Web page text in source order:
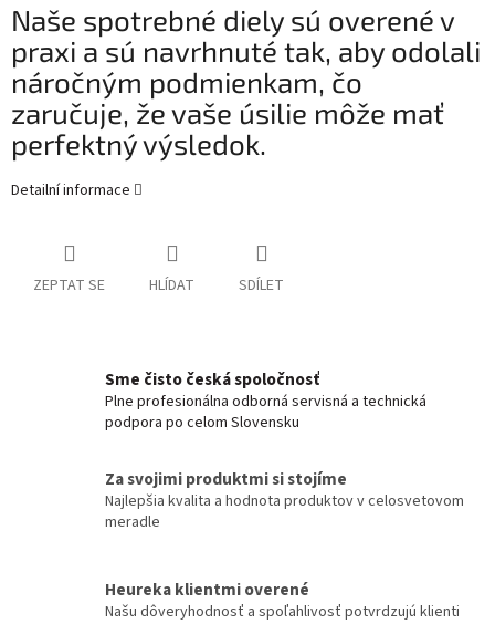
Naše spotrebné diely sú overené v
praxi a sú navrhnuté tak, aby odolali
náročným podmienkam, čo
zaručuje, že vaše úsilie môže mať
perfektný výsledok.
Detailní informace
ZEPTAT SE HLÍDAT SDÍLET
Sme čisto česká spoločnosť
Plne profesionálna odborná servisná a technická
podpora po celom Slovensku
Za svojimi produktmi si stojíme
Najlepšia kvalita a hodnota produktov v celosvetovom
meradle
Heureka klientmi overené
Našu dôveryhodnosť a spoľahlivosť potvrdzujú klienti